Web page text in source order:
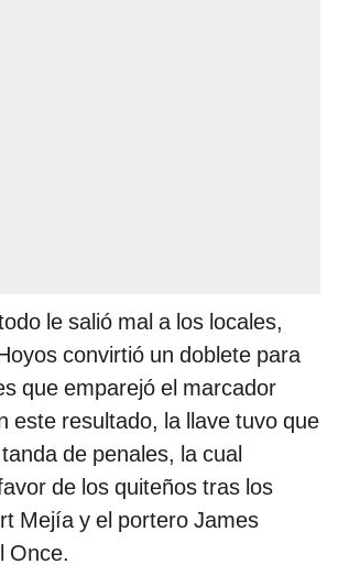
le salió mal a los locales,
convirtió un doblete para
que emparejó el marcador
este resultado, la llave tuvo que
de penales, la cual
de los quiteños tras los
Mejía y el portero James
Once.